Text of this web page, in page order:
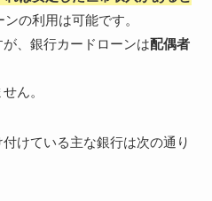
の利用は可能です。
、銀行カードローンは配偶者
ん。
けている主な銀行は次の通り